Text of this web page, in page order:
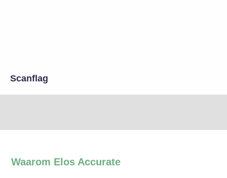
Scanflag
Waarom Elos Accurate